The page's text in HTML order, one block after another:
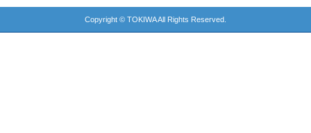
Copyright © TOKIWA All Rights Reserved.